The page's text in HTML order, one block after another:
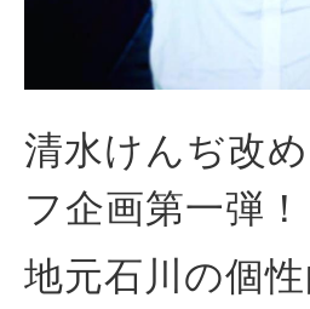
清水けんぢ改
フ企画第一弾！
地元石川の個